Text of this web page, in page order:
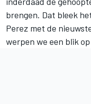
brengen. Dat bleek
Perez met de
werpen we een blik